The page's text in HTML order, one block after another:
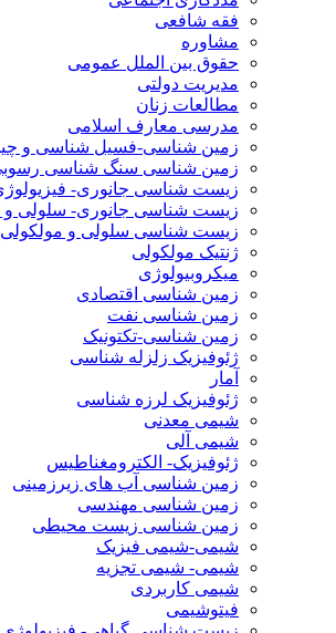
فقه شافعی
مشاوره
حقوق بین الملل عمومی
مدیریت دولتی
مطالعات زنان
مدرسی معارف اسلامی
زمین شناسی-فسیل شناسی و
زمین شناسی سنگ شناسی
زیست شناسی جانوری-
زیست شناسی جانوری- سلولی و
زیست شناسی سلولی و مولکولی
ژنتیک مولکولی
میکروبیولوژی
زمین شناسی اقتصادی
زمین شناسی نفت
زمین شناسی-تکتونیک
ژئوفیزیک زلزله شناسی
آمار
ژئوفیزیک لرزه شناسی
شیمی معدنی
شیمی آلی
ژئوفیزیک- الکترومغناطیس
زمین شناسی آب های زیرزمینی
زمین شناسی مهندسی
زمین شناسی زیست محیطی
شیمی-شیمی فیزیک
شیمی- شیمی تجزیه
شیمی کاربردی
فیتوشیمی